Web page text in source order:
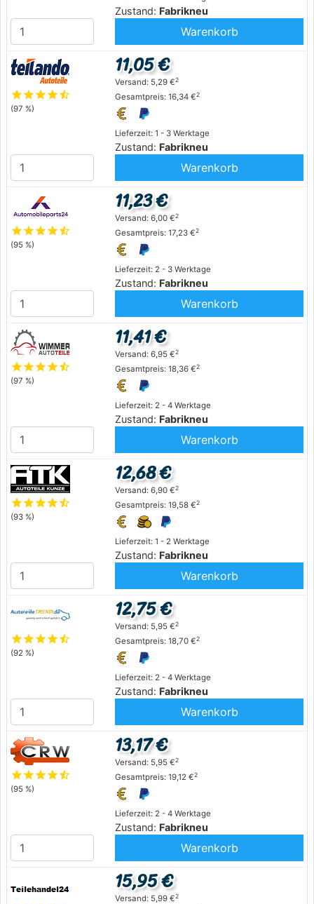
Zustand: Fabrikneu
Warenkorb
starstarstarstarstar_half
(97 %)
Lieferzeit: 1 - 3 Werktage
Zustand: Fabrikneu
11,05 €
Versand: 5,29 €2
Gesamtpreis: 16,34 €2
Warenkorb
starstarstarstarstar_half
(95 %)
Lieferzeit: 2 - 3 Werktage
Zustand: Fabrikneu
11,23 €
Versand: 6,00 €2
Gesamtpreis: 17,23 €2
Warenkorb
starstarstarstarstar_half
(97 %)
Lieferzeit: 2 - 4 Werktage
Zustand: Fabrikneu
11,41 €
Versand: 6,95 €2
Gesamtpreis: 18,36 €2
Warenkorb
starstarstarstarstar_half
(93 %)
Lieferzeit: 1 - 2 Werktage
Zustand: Fabrikneu
12,68 €
Versand: 6,90 €2
Gesamtpreis: 19,58 €2
Warenkorb
starstarstarstarstar_half
(92 %)
Lieferzeit: 2 - 4 Werktage
Zustand: Fabrikneu
12,75 €
Versand: 5,95 €2
Gesamtpreis: 18,70 €2
Warenkorb
starstarstarstarstar_half
(95 %)
Lieferzeit: 2 - 4 Werktage
Zustand: Fabrikneu
13,17 €
Versand: 5,95 €2
Gesamtpreis: 19,12 €2
Warenkorb
15,95 €
Versand: 5,99 €2